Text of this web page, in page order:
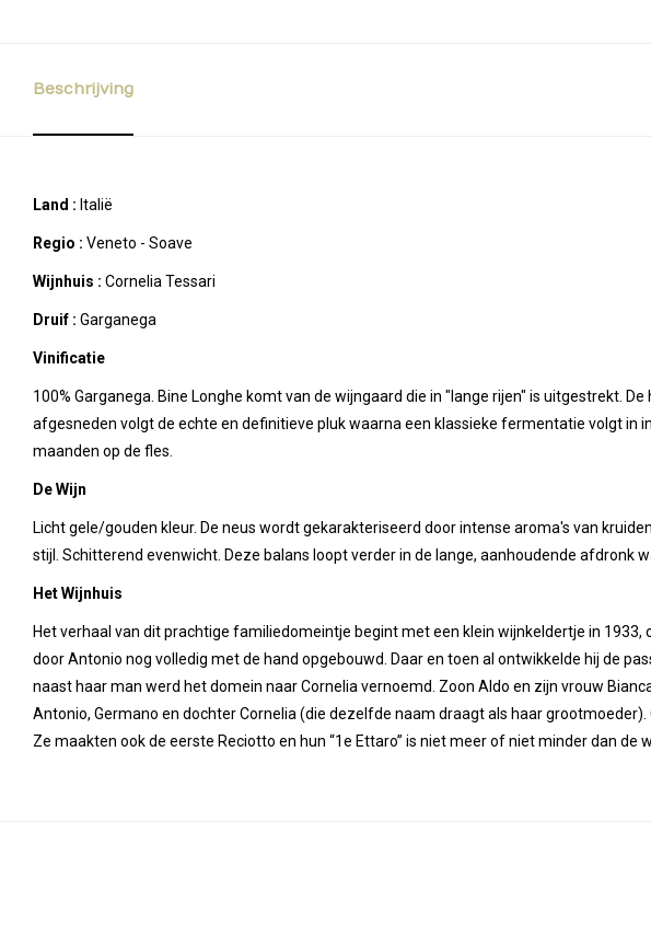
Beschrijving
Land : Italië
Regio : Veneto - Soave
Wijnhuis : Cornelia Tessari
Druif : Garganega
Vinificatie
100% Garganega. Bine Longhe komt van de wijngaard die in "lange rijen" is uitgestrekt.
afgesneden volgt de echte en definitieve pluk waarna een klassieke fermentatie volgt in
maanden op de fles.
De Wijn
Licht gele/gouden kleur. De neus wordt gekarakteriseerd door intense aroma's van
stijl. Schitterend evenwicht. Deze balans loopt verder in de lange, aanhoudende afdronk
Het Wijnhuis
Het verhaal van dit prachtige familiedomeintje begint met een klein wijnkeldertje in
door Antonio nog volledig met de hand opgebouwd. Daar en toen al ontwikkelde hij de
naast haar man werd het domein naar Cornelia vernoemd. Zoon Aldo en zijn vrouw
Antonio, Germano en dochter Cornelia (die dezelfde naam draagt als haar
Ze maakten ook de eerste Reciotto en hun “1e Ettaro” is niet meer of niet minder dan